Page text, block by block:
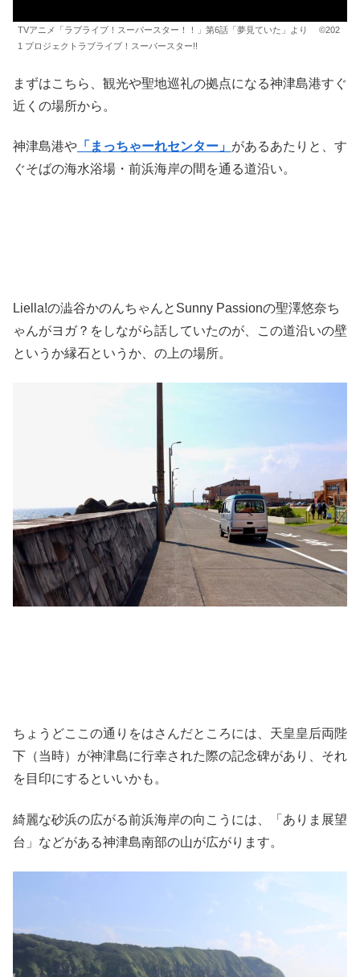
TVアニメ「ラブライブ！スーパースター！！」第6話「夢見ていた」より ©202
1 プロジェクトラブライブ！スーパースター!!
まずはこちら、観光や聖地巡礼の拠点になる神津島港すぐ
近くの場所から。
神津島港や 「まっちゃーれセンター」 があるあたりと、す
ぐそばの海水浴場・前浜海岸の間を通る道沿い。
Liella!の澁谷かのんちゃんとSunny Passionの聖澤悠奈ち
ゃんがヨガ？をしながら話していたのが、この道沿いの壁
というか縁石というか、の上の場所。
ちょうどここの通りをはさんだところには、天皇皇后両陛
下（当時）が神津島に行幸された際の記念碑があり、それ
を目印にするといいかも。
綺麗な砂浜の広がる前浜海岸の向こうには、「ありま展望
台」などがある神津島南部の山が広がります。